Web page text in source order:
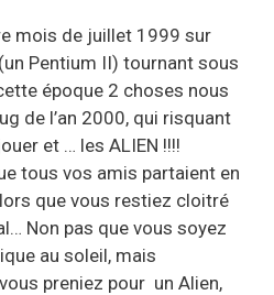
mois de juillet 1999 sur
Pentium II) tournant sous
époque 2 choses nous
de l’an 2000, qui risquant
et … les ALIEN !!!!
tous vos amis partaient en
que vous restiez cloitré
Non pas que vous soyez
au soleil, mais
preniez pour un Alien,